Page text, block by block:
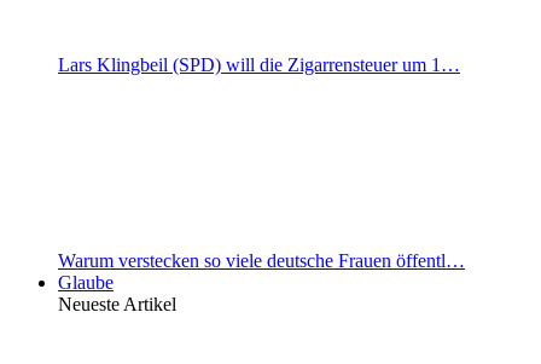
Lars Klingbeil (SPD) will die Zigarrensteuer um 1…
Warum verstecken so viele deutsche Frauen öffentl…
Glaube
Neueste Artikel